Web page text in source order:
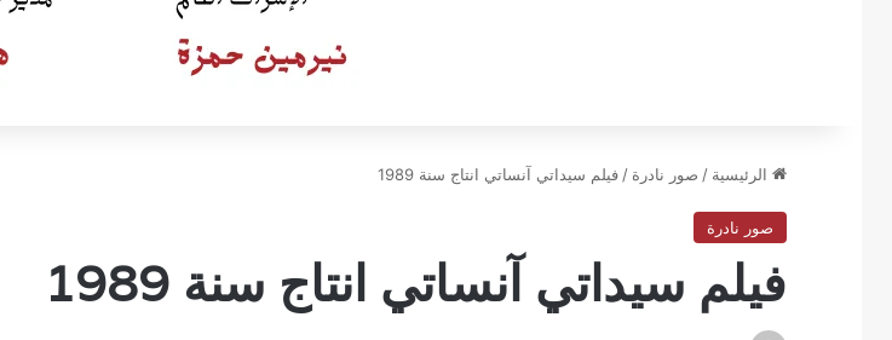
الرئيسية / صور نادرة / فيلم سيداتي آنساتي انتاج سنة 1989
صور نادرة
فيلم سيداتي آنساتي انتاج سنة 1989